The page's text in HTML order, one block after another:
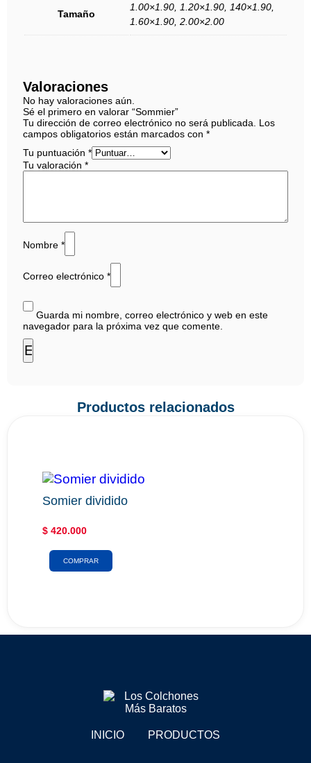
Tamaño
1.00×1.90, 1.20×1.90, 140×1.90,
1.60×1.90, 2.00×2.00
Valoraciones
No hay valoraciones aún.
Sé el primero en valorar “Sommier”
Tu dirección de correo electrónico no será publicada. Los
campos obligatorios están marcados con *
Tu puntuación *
Tu valoración *
Nombre *
Correo electrónico *
Guarda mi nombre, correo electrónico y web en este
navegador para la próxima vez que comente.
Productos relacionados
Somier dividido
$ 420.000
COMPRAR
INICIO PRODUCTOS